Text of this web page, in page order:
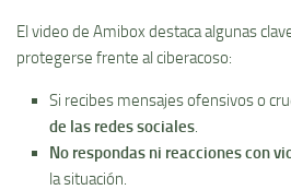
El video de Amibox destaca algunas
protegerse frente al ciberacoso:
Si recibes mensajes ofensivos o
de las redes sociales.
No respondas ni reacciones con
la situación.